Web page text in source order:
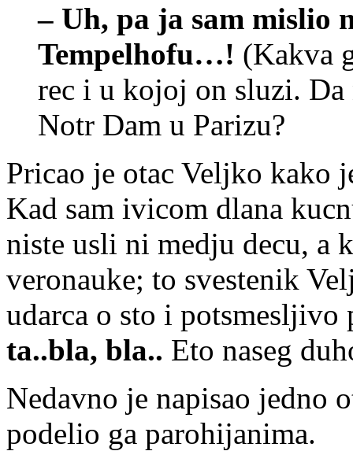
– Uh, pa ja sam mislio
Tempelhofu…! (Kakva
rec i u kojoj on sluzi.
Notr Dam u Parizu?
Pricao je otac Veljko kako
Kad sam ivicom dlana
niste usli ni medju decu, a
veronauke; to svestenik
udarca o sto i
ta..bla, bla.. Eto naseg
Nedavno je napisao jedno
podelio ga parohijanima.